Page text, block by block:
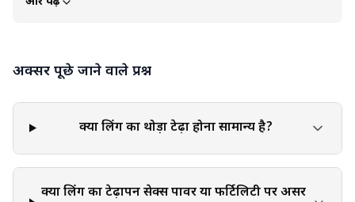
लागू या कार्यान्वित करते समय व्यक्तिगत निर्णय, आलोचनात्मक सोच और
अक्सर पूछे जाने वाले प्रश्न
क्या लिंग का थोड़ा टेढ़ा होना सामान्य है?
क्या लिंग का टेढ़ापन सेक्स पावर या फर्टिलिटी पर असर